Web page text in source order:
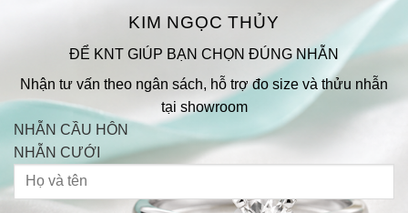
KIM NGỌC THỦY
ĐỂ KNT GIÚP BẠN CHỌN ĐÚNG NHẪN
Nhận tư vấn theo ngân sách, hỗ trợ đo size và thửu nhẫn
tại showroom
NHẪN CẦU HÔN
NHẪN CƯỚI